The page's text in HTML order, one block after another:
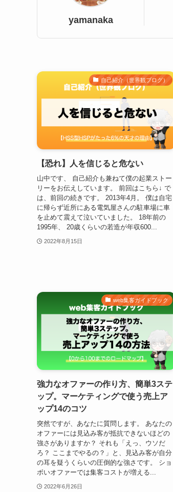
yamanaka
自己紹介（世界観ブログ）
【恐れ】人を信じると危ない
山中です、 自己紹介も兼ねて僕の起業ストー
リーをお伝えしています。 前回はこちら↓ で
は、前回の続きです。 2013年4月。 僕は自宅
に帰らず近所にある電気屋さんの駐車場に車
を止めて震えて泣いていました。 18年前の
1995年、 20歳くらいの若造が年収600...
2022年8月15日
web集客ガイドブック
強力なオファーの作り方、簡単3ステ
ップ。マーケティングで使う売上ア
ップ14のコツ
突然ですが、あなたに質問します。 あなたの
オファーには見込み客が抵抗できないほどの
強さがありますか？ それも「えっ、ウソだ
ろ？ ここまでやるの？」と、見込み客が自分
の耳を疑うくらいの圧倒的な強さです。 ショ
ボいオファーでは集客コストが増える...
2022年6月26日